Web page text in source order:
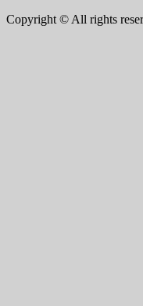
Copyright © All rights